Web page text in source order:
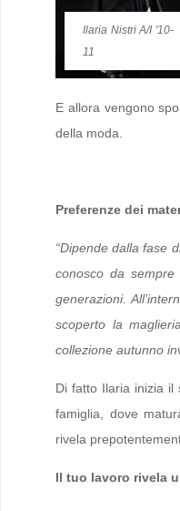
Ilaria Nistri A/I '10-
11
E allora vengono
della moda.
Preferenze dei
“Dipende dalla fase
conosco da
generazioni.
scoperto la
collezione autunno
Di fatto Ilaria inizia il
famiglia, dove
rivela
Il tuo lavoro rivela